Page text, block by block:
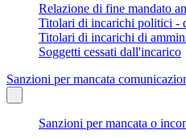
Relazione di fine mandato
Titolari di incarichi politici -
Titolari di incarichi di
Soggetti cessati dall'incarico
Sanzioni per mancata
Sanzioni per mancata o